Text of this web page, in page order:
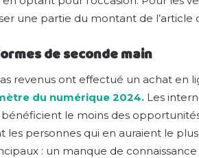
une partie du montant de l’article
de seconde main
revenus ont effectué un achat en
du numérique 2024. Les
le moins des
personnes qui en auraient le
: un manque de